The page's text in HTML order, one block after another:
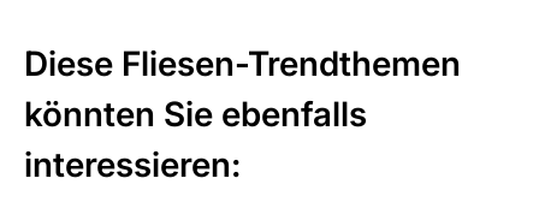
Diese Fliesen-Trendthemen
könnten Sie ebenfalls
interessieren: